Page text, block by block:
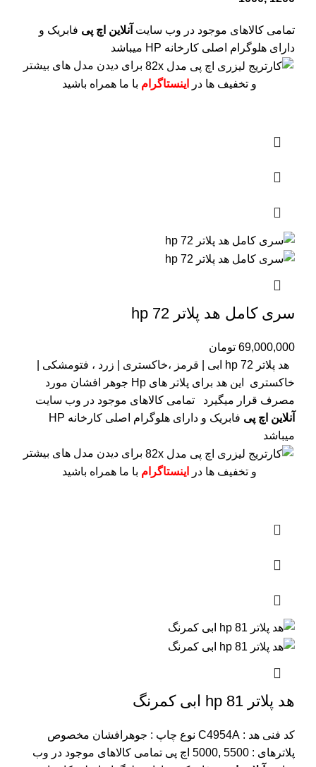
تمامی کالاهای موجود در وب سایت آنلاین اچ پی فابریک و
دارای هلوگرام اصلی کارخانه HP میباشد
برای دیدن مدل های بیشتر
و تخفیف ها در
اینستاگرام با ما همراه باشید
سری کامل هد پلاتر 72 hp
69,000,000 تومان
هد پلاتر 72 hp ابی | قرمز ،خاکستری | زرد ، فتومشکی |
خاکستری این هد برای پلاتر های Hp جوهر افشان مورد
مصرف قرار میگیرد
تمامی کالاهای موجود در وب سایت
آنلاین اچ پی
فابریک و دارای هلوگرام اصلی کارخانه HP
میباشد
برای دیدن مدل های بیشتر
و تخفیف ها در
اینستاگرام با ما همراه باشید
هد پلاتر 81 hp ابی کمرنگ
کد فنی هد : C4954A نوع چاپ : جوهرافشان مخصوص
پلاترهای : 5500 ,5000 اچ پی
تمامی کالاهای موجود در وب